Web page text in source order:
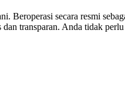
Beroperasi secara resmi
transparan. Anda tidak